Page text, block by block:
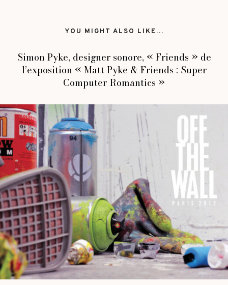
YOU MIGHT ALSO LIKE...
Simon Pyke, designer sonore, « Friends » de
l’exposition « Matt Pyke & Friends : Super
Computer Romantics »